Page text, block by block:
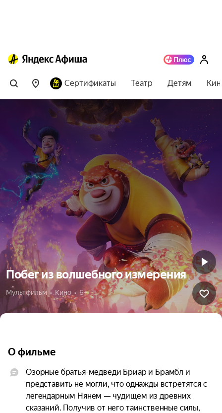
Сертификаты Театр Детям
Побег из волшебного измерения
Мультфильм  •  Кино  •  6+
О фильме
Озорные братья-медведи Бриар и Брамбл и
представить не могли, что однажды встретятся с
легендарным Нянем — чудищем из древних
сказаний. Получив от него таинственные силы,